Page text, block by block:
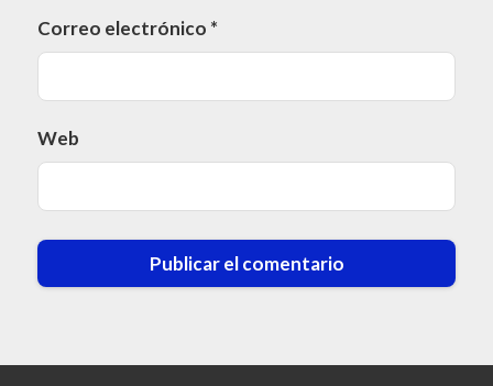
Correo electrónico *
Web